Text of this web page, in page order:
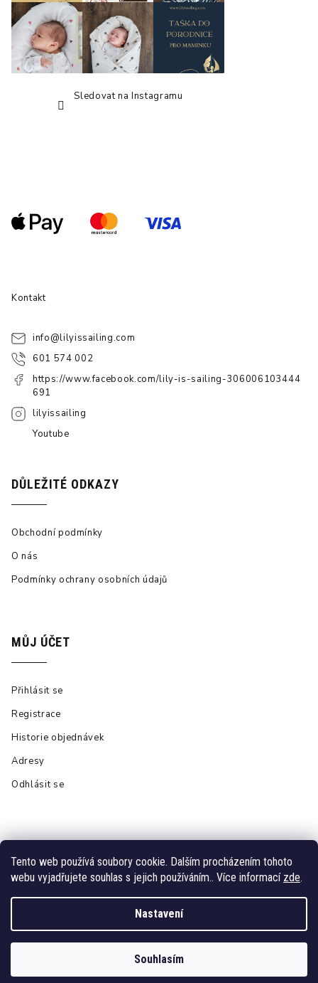
Tento web používá soubory cookie. Dalším procházením tohoto
webu vyjadřujete souhlas s jejich používáním.. Více informací zde.
Nastavení
Souhlasím
Sledovat na Instagramu
Kontakt
info@lilyissailing.com
601 574 002
https://www.facebook.com/lily-is-sailing-306006103444
691
lilyissailing
Youtube
DŮLEŽITÉ ODKAZY
Obchodní podmínky
O nás
Podmínky ochrany osobních údajů
MŮJ ÚČET
Přihlásit se
Registrace
Historie objednávek
Adresy
Odhlásit se
Vytvořil Shoptet
Copyright 2026Lily is sailing. Všechna práva vyhrazena.